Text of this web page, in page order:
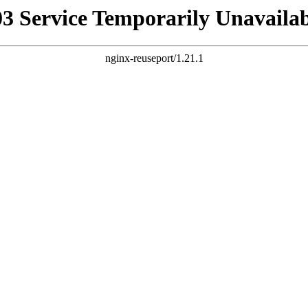
Service Temporarily
nginx-reuseport/1.21.1